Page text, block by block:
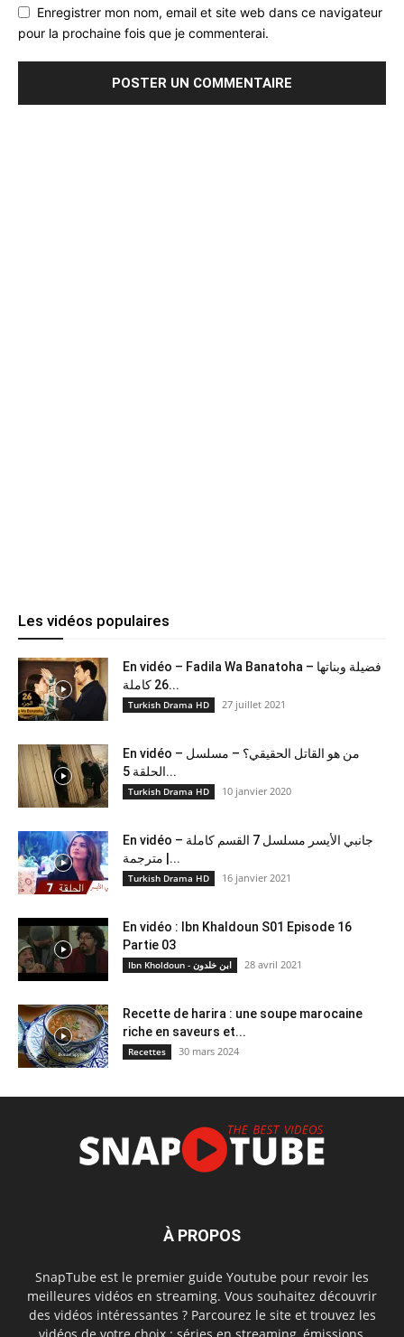
Enregistrer mon nom, email et site web dans ce navigateur
pour la prochaine fois que je commenterai.
Les vidéos populaires
En vidéo – Fadila Wa Banatoha – فضيلة وبناتها
26 كاملة...
Turkish Drama HD 27 juillet 2021
En vidéo – من هو القاتل الحقيقي؟ – مسلسل
الحلقة 5...
Turkish Drama HD 10 janvier 2020
En vidéo – جانبي الأيسر مسلسل 7 القسم كاملة
مترجمة |...
Turkish Drama HD 16 janvier 2021
En vidéo : Ibn Khaldoun S01 Episode 16
Partie 03
Ibn Kholdoun - ابن خلدون 28 avril 2021
Recette de harira : une soupe marocaine
riche en saveurs et...
Recettes 30 mars 2024
À PROPOS
SnapTube est le premier guide Youtube pour revoir les
meilleures vidéos en streaming. Vous souhaitez découvrir
des vidéos intéressantes ? Parcourez le site et trouvez les